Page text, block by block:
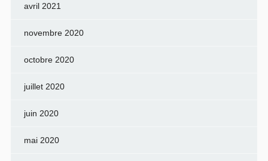
avril 2021
novembre 2020
octobre 2020
juillet 2020
juin 2020
mai 2020